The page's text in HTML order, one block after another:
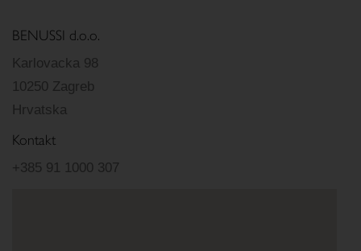
BENUSSI d.o.o.
Karlovacka 98
10250 Zagreb
Hrvatska
Kontakt
+385 91 1000 307